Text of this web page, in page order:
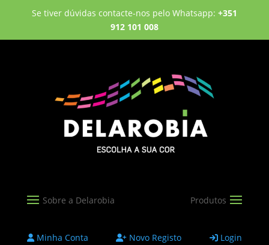
Se tiver dúvidas contacte-nos pelo Whatsapp: +351
912 101 008
Minha Conta Novo Registo Login